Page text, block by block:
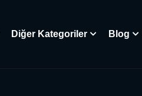
Diğer Kategoriler Blog